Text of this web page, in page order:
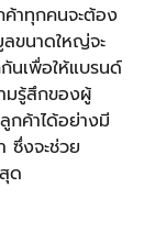
ค้าทุกคนจะต้อง
ขนาดใหญ่จะ
นเพื่อให้แบรนด์
มรู้สึกของผู้
กค้าได้อย่างมี
ซึ่งจะช่วย
ด